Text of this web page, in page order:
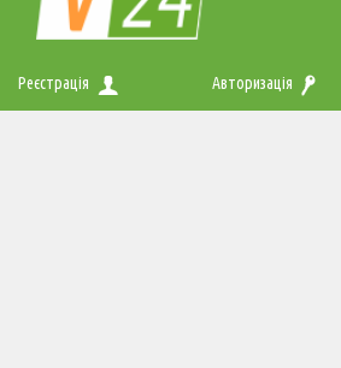
Реєстрація Авторизація